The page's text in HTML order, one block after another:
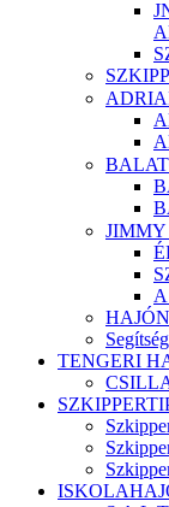
TENGERI